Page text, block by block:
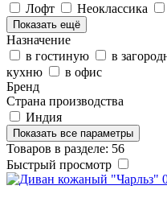
Лофт
Неоклассика
Показать ещё
Назначение
в гостиную
в
кухню
в офис
Бренд
Страна производства
Индия
Показать все параметры
Товаров в разделе: 56
Быстрый просмотр